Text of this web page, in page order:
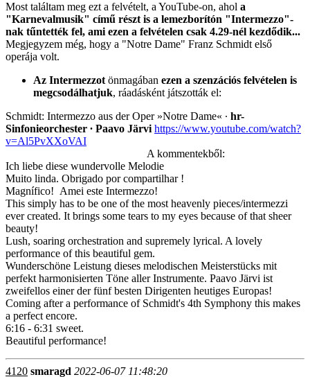
Most találtam meg ezt a felvételt, a YouTube-on, ahol a
"Karnevalmusik" című részt is a lemezborítón "Intermezzo"-
nak tűntették fel, ami ezen a felvételen csak 4.29-nél kezdődik...
Megjegyzem még, hogy a "Notre Dame" Franz Schmidt első
operája volt.
Az Intermezzot önmagában ezen a szenzációs felvételen is
megcsodálhatjuk, ráadásként játszották el:
Schmidt: Intermezzo aus der Oper »Notre Dame« ∙ hr-
Sinfonieorchester ∙ Paavo Järvi https://www.youtube.com/watch?
v=Al5PvXXoVAI
A kommentekből:
Ich liebe diese wundervolle Melodie
Muito linda. Obrigado por compartilhar !
Magnífico! Amei este Intermezzo!
This simply has to be one of the most heavenly pieces/intermezzi
ever created. It brings some tears to my eyes because of that sheer
beauty!
Lush, soaring orchestration and supremely lyrical. A lovely
performance of this beautiful gem.
Wunderschöne Leistung dieses melodischen Meisterstücks mit
perfekt harmonisierten Töne aller Instrumente. Paavo Järvi ist
zweifellos einer der fünf besten Dirigenten heutiges Europas!
Coming after a performance of Schmidt's 4th Symphony this makes
a perfect encore.
6:16 - 6:31 sweet.
Beautiful performance!
4120 smaragd 2022-06-07 11:48:20